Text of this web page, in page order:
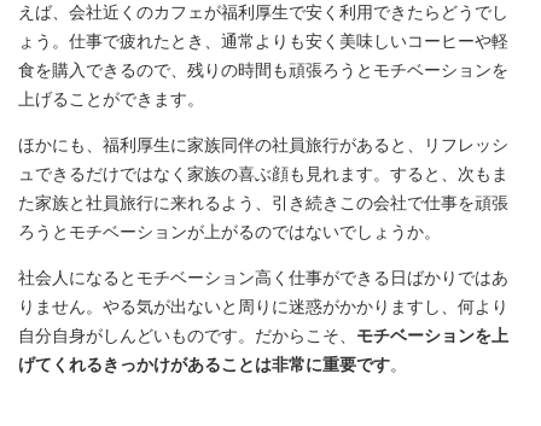
えば、会社近くのカフェが福利厚生で安く利用できたらどうでし
ょう。仕事で疲れたとき、通常よりも安く美味しいコーヒーや軽
食を購入できるので、残りの時間も頑張ろうとモチベーションを
上げることができます。
ほかにも、福利厚生に家族同伴の社員旅行があると、リフレッシ
ュできるだけではなく家族の喜ぶ顔も見れます。すると、次もま
た家族と社員旅行に来れるよう、引き続きこの会社で仕事を頑張
ろうとモチベーションが上がるのではないでしょうか。
社会人になるとモチベーション高く仕事ができる日ばかりではあ
りません。やる気が出ないと周りに迷惑がかかりますし、何より
自分自身がしんどいものです。だからこそ、 モチベーションを上
げてくれるきっかけがあることは非常に重要です。